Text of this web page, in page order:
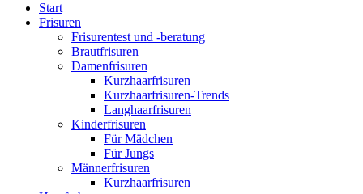
Start
Frisuren
Frisurentest und -beratung
Brautfrisuren
Damenfrisuren
Kurzhaarfrisuren
Kurzhaarfrisuren-Trends
Langhaarfrisuren
Kinderfrisuren
Für Mädchen
Für Jungs
Männerfrisuren
Kurzhaarfrisuren